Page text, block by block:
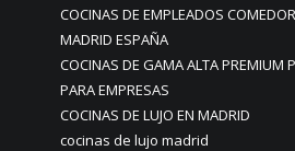
COCINAS DE EMPLEADOS
MADRID ESPAÑA
COCINAS DE GAMA ALTA PREMIUM
PARA EMPRESAS
COCINAS DE LUJO EN MADRID
cocinas de lujo madrid